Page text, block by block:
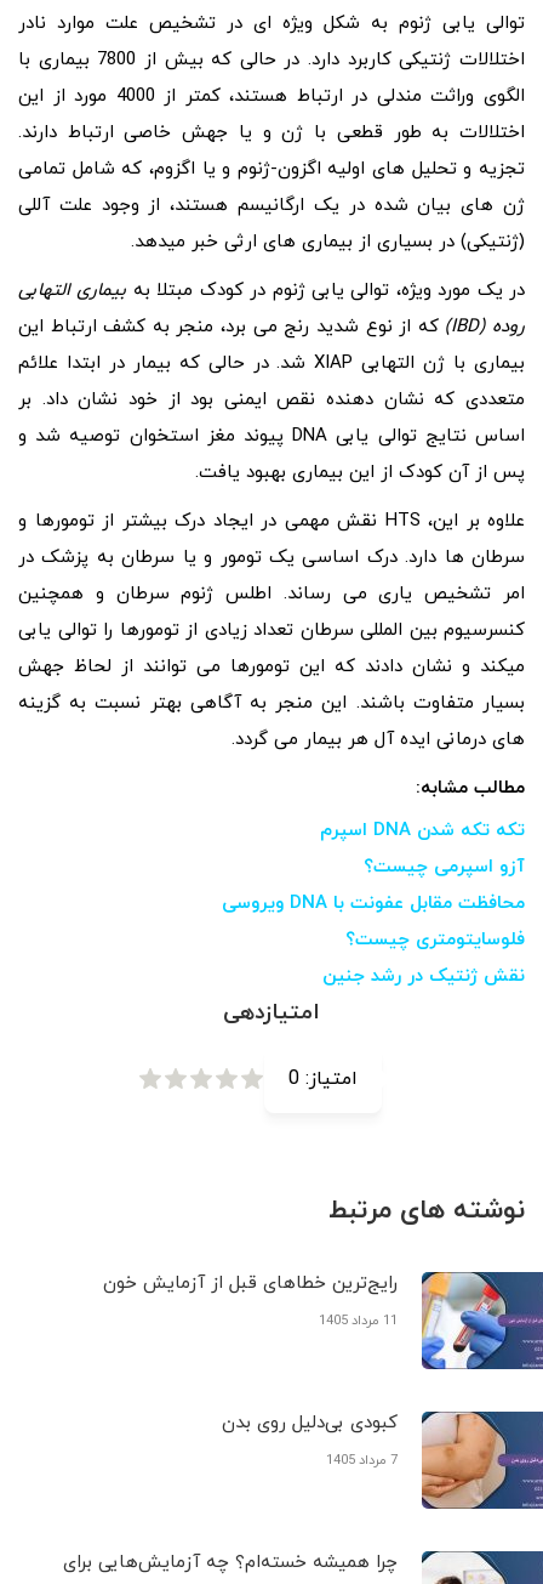
توالی یابی ژنوم به شکل ویژه ای در تشخیص علت موارد نادر
اختلالات ژنتیکی کاربرد دارد. در حالی که بیش از 7800 بیماری با
الگوی وراثت مندلی در ارتباط هستند، کمتر از 4000 مورد از این
اختلالات به طور قطعی با ژن و یا جهش خاصی ارتباط دارند.
تجزیه و تحلیل های اولیه اگزون-ژنوم و یا اگزوم، که شامل تمامی
ژن های بیان شده در یک ارگانیسم هستند، از وجود علت آللی
(ژنتیکی) در بسیاری از بیماری های ارثی خبر میدهد.
در یک مورد ویژه، توالی یابی ژنوم در کودک مبتلا به بیماری التهابی
روده (IBD)
که از نوع شدید رنج می برد، منجر به کشف ارتباط این
بیماری با ژن التهابی XIAP شد. در حالی که بیمار در ابتدا علائم
متعددی که نشان دهنده نقص ایمنی بود از خود نشان داد. بر
اساس نتایج توالی یابی DNA پیوند مغز استخوان توصیه شد و
پس از آن کودک از این بیماری بهبود یافت.
علاوه بر این، HTS نقش مهمی در ایجاد درک بیشتر از تومورها و
سرطان ها دارد. درک اساسی یک تومور و یا سرطان به پزشک در
امر تشخیص یاری می رساند. اطلس ژنوم سرطان و همچنین
کنسرسیوم بین المللی سرطان تعداد زیادی از تومورها را توالی یابی
میکند و نشان دادند که این تومورها می توانند از لحاظ جهش
بسیار متفاوت باشند. این منجر به آگاهی بهتر نسبت به گزینه
های درمانی ایده آل هر بیمار می گردد.
مطالب مشابه:
تکه تکه شدن DNA اسپرم
آزو اسپرمی چیست؟
محافظت مقابل عفونت با DNA ویروسی
فلوسایتومتری چیست؟
نقش ژنتیک در رشد جنین
امتیازدهی
امتیاز: 0
نوشته های مرتبط
رایج‌ترین خطاهای قبل از آزمایش خون
11 مرداد 1405
کبودی‌ بی‌دلیل روی بدن
7 مرداد 1405
چرا همیشه خسته‌ام؟ چه آزمایش‌هایی برای